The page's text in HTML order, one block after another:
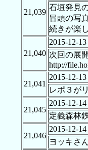
21,039
石垣発見
冒頭の写
続きが楽
21,040
2015-12-
次回の展
http://
21,041
2015-12-
レポ３が
21,045
2015-12-
定義森林
21,046
2015-12-
ヨッキさ